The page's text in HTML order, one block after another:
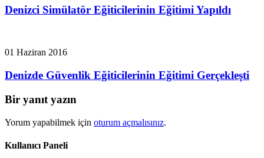
Denizci Simülatör Eğiticilerinin Eğitimi Yapıldı
01 Haziran 2016
Denizde Güvenlik Eğiticilerinin Eğitimi Gerçekleşti
Bir yanıt yazın
Yorum yapabilmek için oturum açmalısınız.
Kullanıcı Paneli